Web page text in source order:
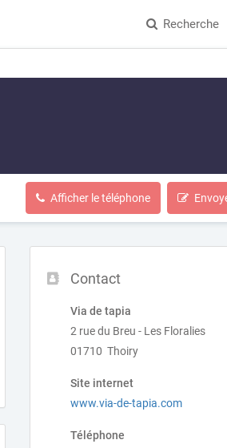
Recherche
Afficher le téléphone
Contact
Via de tapia
2 rue du Breu - Les Floralies
01710 Thoiry
Site internet
www.via-de-tapia.com
Téléphone